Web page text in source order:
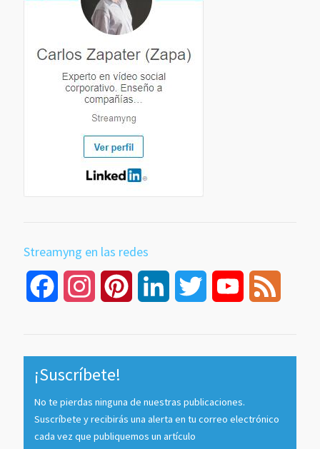
Streamyng en las redes
Facebook InstagramPinterest LinkedIn Twitter YouTube
¡Suscríbete!
No te pierdas ninguna de nuestras publicaciones.
Suscríbete y recibirás una alerta en tu correo electrónico
cada vez que publiquemos un artículo